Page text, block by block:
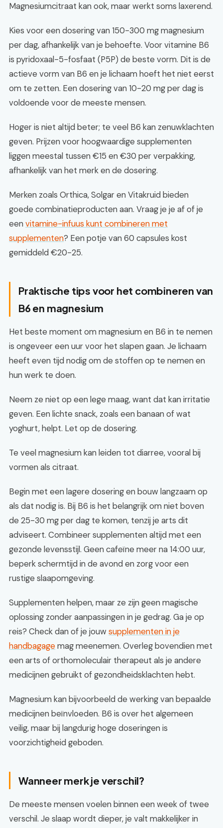
Magnesiumcitraat kan ook, maar werkt soms laxerend.
Kies voor een dosering van 150-300 mg magnesium
per dag, afhankelijk van je behoefte. Voor vitamine B6
is pyridoxaal-5-fosfaat (P5P) de beste vorm. Dit is de
actieve vorm van B6 en je lichaam hoeft het niet eerst
om te zetten. Een dosering van 10-20 mg per dag is
voldoende voor de meeste mensen.
Hoger is niet altijd beter; te veel B6 kan zenuwklachten
geven. Prijzen voor hoogwaardige supplementen
liggen meestal tussen €15 en €30 per verpakking,
afhankelijk van het merk en de dosering.
Merken zoals Orthica, Solgar en Vitakruid bieden
goede combinatieproducten aan. Vraag je je af of je
eenvitamine-infuus kunt combineren met
supplementen? Een potje van 60 capsules kost
gemiddeld €20-25.
Praktische tips voor het combineren van
B6 en magnesium
Het beste moment om magnesium en B6 in te nemen
is ongeveer een uur voor het slapen gaan. Je lichaam
heeft even tijd nodig om de stoffen op te nemen en
hun werk te doen.
Neem ze niet op een lege maag, want dat kan irritatie
geven. Een lichte snack, zoals een banaan of wat
yoghurt, helpt. Let op de dosering.
Te veel magnesium kan leiden tot diarree, vooral bij
vormen als citraat.
Begin met een lagere dosering en bouw langzaam op
als dat nodig is. Bij B6 is het belangrijk om niet boven
de 25-30 mg per dag te komen, tenzij je arts dit
adviseert. Combineer supplementen altijd met een
gezonde levensstijl. Geen cafeïne meer na 14:00 uur,
beperk schermtijd in de avond en zorg voor een
rustige slaapomgeving.
Supplementen helpen, maar ze zijn geen magische
oplossing zonder aanpassingen in je gedrag. Ga je op
reis? Check dan of je jouw supplementen in je
handbagagemag meenemen. Overleg bovendien met
een arts of orthomoleculair therapeut als je andere
medicijnen gebruikt of gezondheidsklachten hebt.
Magnesium kan bijvoorbeeld de werking van bepaalde
medicijnen beïnvloeden. B6 is over het algemeen
veilig, maar bij langdurig hoge doseringen is
voorzichtigheid geboden.
Wanneer merk je verschil?
De meeste mensen voelen binnen een week of twee
verschil. Je slaap wordt dieper, je valt makkelijker in